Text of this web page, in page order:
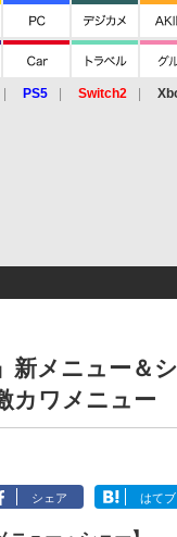
PS5 Switch2
新メニュー＆
カワメニュー
シェア はてブ